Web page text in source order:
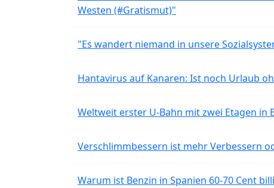
Westen (#Gratismut)"
"Es wandert niemand in unsere
Hantavirus auf Kanaren: Ist noch Urlaub
Weltweit erster U-Bahn mit zwei Etagen in
Verschlimmbessern ist mehr Verbessern
Warum ist Benzin in Spanien 60-70 Cent